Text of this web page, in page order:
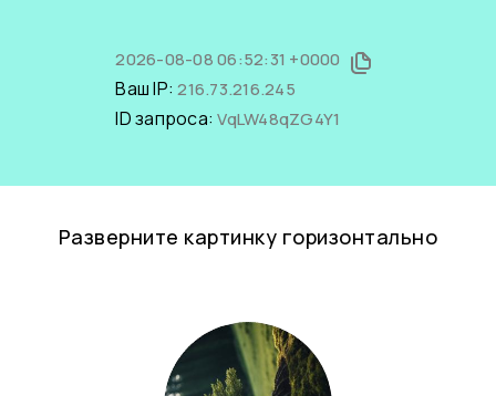
2026-08-08 06:52:31 +0000
Ваш IP:216.73.216.245
ID запроса:VqLW48qZG4Y1
Разверните картинку горизонтально